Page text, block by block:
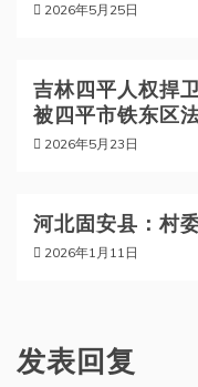
2026年5月25日
吉林四平人权捍
被四平市铁东区
2026年5月23日
河北固安县：村
2026年1月11日
发表回复